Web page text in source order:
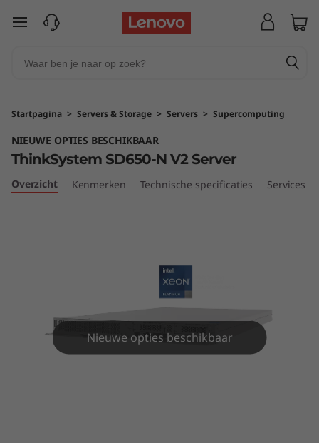
T
n
k
y
Ga naar de hoofdinhoud
Startpagina > Servers & Storage > Servers > Supercomputing
NIEUWE OPTIES BESCHIKBAAR
ThinkSystem SD650-N V2 Server
Overzicht Kenmerken Technische specificaties Services
Nieuwe opties beschikbaar